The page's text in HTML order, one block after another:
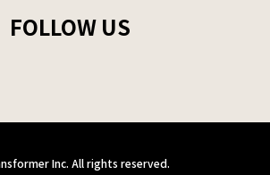
FOLLOW US
Inc. All rights reserved.